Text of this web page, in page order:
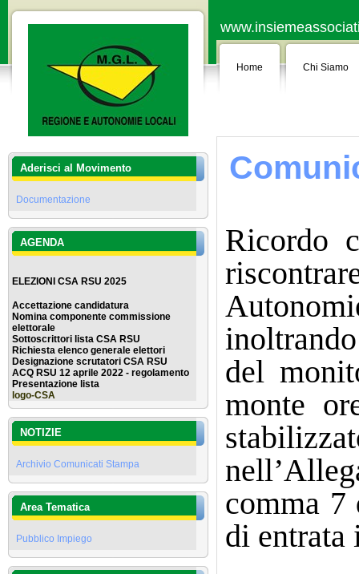
Aderisci al Movimento
Documentazione
AGENDA
ELEZIONI CSA RSU 2025
Accettazione candidatura
Nomina componente commissione
elettorale
Sottoscrittori lista CSA RSU
Richiesta elenco generale elettori
Designazione scrutatori CSA RSU
ACQ RSU 12 aprile 2022 - regolamento
Presentazione lista
logo-CSA
NOTIZIE
Archivio Comunicati Stampa
Area Tematica
Pubblico Impiego
Home Chi Siamo
Ricordo
del
monte
comma 7
di entrata